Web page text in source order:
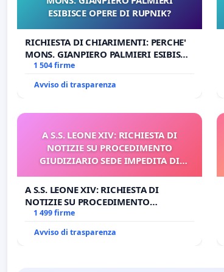
ESIBISCE OPERE DI RUPNIK?
RICHIESTA DI CHIARIMENTI: PERCHE'
MONS. GIANPIERO PALMIERI ESIBISCE
OPERE DI RUPNIK?
1 504 firme
Avviso di trasparenza
A S.S. LEONE XIV: RICHIESTA DI
NOTIZIE SU PROCEDIMENTO
GIUDIZIARIO SEDE IMPEDITA DI
A S.S. LEONE XIV: RICHIESTA DI
NOTIZIE SU PROCEDIMENTO
GIUDIZIARIO SEDE IMPEDITA DI
1 499 firme
Avviso di trasparenza